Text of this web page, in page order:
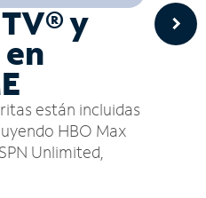
y
están incluidas
HBO Max
Unlimited,